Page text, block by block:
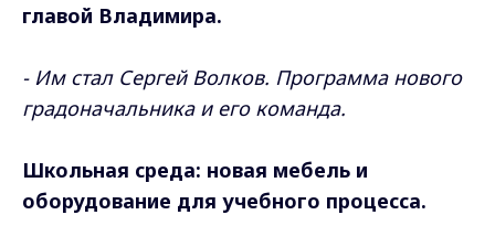
главой Владимира.
- Им стал Сергей Волков. Программа нового
градоначальника и его команда.
Школьная среда: новая мебель и
оборудование для учебного процесса.